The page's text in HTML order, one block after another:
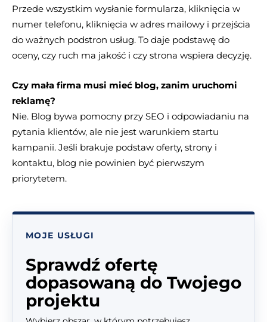
Przede wszystkim wysłanie formularza, kliknięcia w
numer telefonu, kliknięcia w adres mailowy i przejścia
do ważnych podstron usług. To daje podstawę do
oceny, czy ruch ma jakość i czy strona wspiera decyzję.
Czy mała firma musi mieć blog, zanim uruchomi
reklamę?
Nie. Blog bywa pomocny przy SEO i odpowiadaniu na
pytania klientów, ale nie jest warunkiem startu
kampanii. Jeśli brakuje podstaw oferty, strony i
kontaktu, blog nie powinien być pierwszym
priorytetem.
MOJE USŁUGI
Sprawdź ofertę
dopasowaną do Twojego
projektu